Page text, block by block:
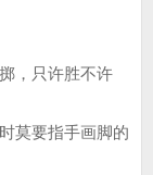
，只许胜不许
莫要指手画脚的